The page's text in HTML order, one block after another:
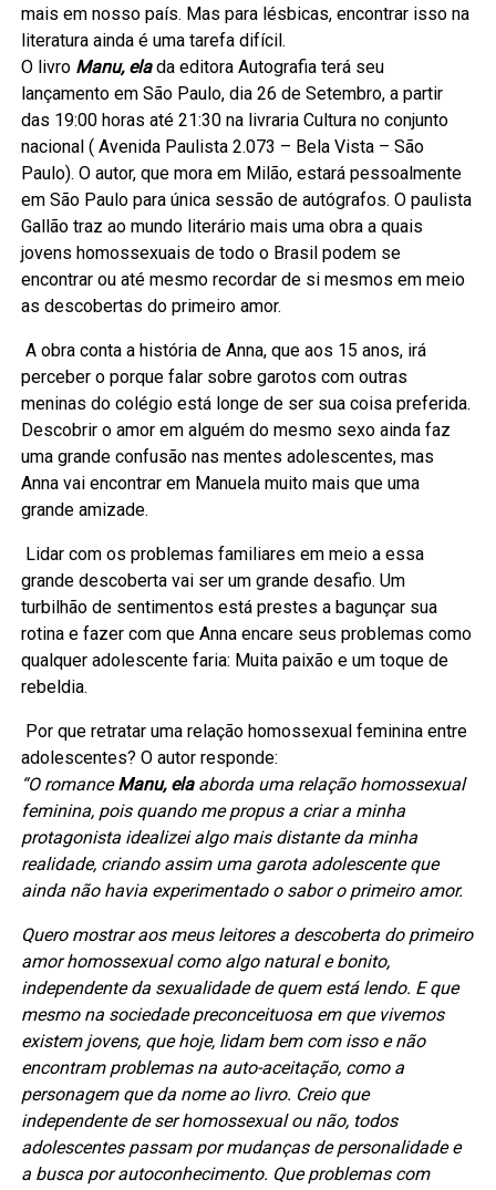
mais em nosso país. Mas para lésbicas, encontrar isso na
literatura ainda é uma tarefa difícil.
O livro Manu, elada editora Autografia terá seu
lançamento em São Paulo, dia 26 de Setembro, a partir
das 19:00 horas até 21:30 na livraria Cultura no conjunto
nacional ( Avenida Paulista 2.073 – Bela Vista – São
Paulo). O autor, que mora em Milão, estará pessoalmente
em São Paulo para única sessão de autógrafos. O paulista
Gallão traz ao mundo literário mais uma obra a quais
jovens homossexuais de todo o Brasil podem se
encontrar ou até mesmo recordar de si mesmos em meio
as descobertas do primeiro amor.
A obra conta a história de Anna, que aos 15 anos, irá
perceber o porque falar sobre garotos com outras
meninas do colégio está longe de ser sua coisa preferida.
Descobrir o amor em alguém do mesmo sexo ainda faz
uma grande confusão nas mentes adolescentes, mas
Anna vai encontrar em Manuela muito mais que uma
grande amizade.
Lidar com os problemas familiares em meio a essa
grande descoberta vai ser um grande desafio. Um
turbilhão de sentimentos está prestes a bagunçar sua
rotina e fazer com que Anna encare seus problemas como
qualquer adolescente faria: Muita paixão e um toque de
rebeldia.
Por que retratar uma relação homossexual feminina entre
adolescentes? O autor responde:
“O romanceManu, elaaborda uma relação homossexual
feminina, pois quando me propus a criar a minha
protagonista idealizei algo mais distante da minha
realidade, criando assim uma garota adolescente que
ainda não havia experimentado o sabor o primeiro amor.
Quero mostrar aos meus leitores a descoberta do primeiro
amor homossexual como algo natural e bonito,
independente da sexualidade de quem está lendo. E que
mesmo na sociedade preconceituosa em que vivemos
existem jovens, que hoje, lidam bem com isso e não
encontram problemas na auto-aceitação, como a
personagem que da nome ao livro. Creio que
independente de ser homossexual ou não, todos
adolescentes passam por mudanças de personalidade e
a busca por autoconhecimento. Que problemas com